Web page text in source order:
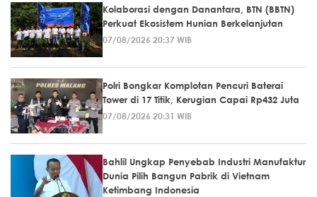
Kolaborasi dengan Danantara, BTN (BBTN)
Perkuat Ekosistem Hunian Berkelanjutan
07/08/2026 20:37 WIB
Polri Bongkar Komplotan Pencuri Baterai
Tower di 17 Titik, Kerugian Capai Rp432 Juta
07/08/2026 20:31 WIB
Bahlil Ungkap Penyebab Industri Manufaktur
Dunia Pilih Bangun Pabrik di Vietnam
Ketimbang Indonesia